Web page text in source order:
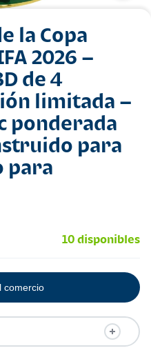
la Copa
2026 –
de 4
limitada –
ponderada
para
para
10 disponibles
comercio